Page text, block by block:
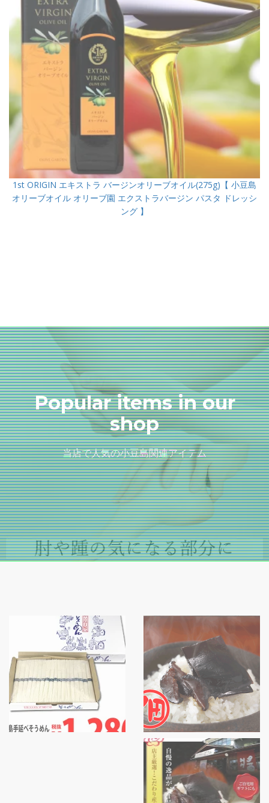
1st ORIGIN エキストラ バージンオリーブオイル(275g)【 小豆島
オリーブオイル オリーブ園 エクストラバージン パスタ ドレッシ
ング 】
Popular items in our
shop
当店で人気の小豆島関連アイテム